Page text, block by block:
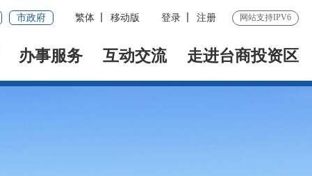
市政府 繁体 移动版 登录 注册 网站支持IPV6
办事服务 互动交流 走进台商投资区